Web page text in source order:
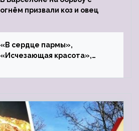
огнём призвали коз и овец
«В сердце пармы»,
«Исчезающая красота»,